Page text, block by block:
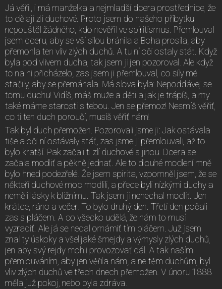
Já věřil, i má manželka a nejmladší dcera prostřednice, že
to dělají zlí duchové. Proto jsem do našeho příbytku
nepouštěl žádného, kdo nevěřil ve spiritismus. Přemlouval
jsem dceru, aby se vší silou bránila a Boha prosila, aby
přemohla ten vliv zlých duchů. A tu ní oči ostaly stáť. Když
byla pod vlivem ducha, tak jsem ji jen pozoroval. Ale když
to na ni přicházelo, zas jsem ji přemlouval, co síly mé
stačily, aby se přemáhala. Má slova byla: Nepoddávej se
tomu duchu! Vidíš, máš muže a děti a jak je trápíš, a my
také máme starosti s tebou. Jen se přemoz! Nesmíš věřiť,
co ti ten duch poroučí, musíš věřiť nám!
Tak byl duch přemožen. Pozorovali jsme ji: Jak ostávala
tiše a oči ní ostávaly stáť, zas jsme ji přemlouvali, až to
bylo kratší. Pak začali ti zlí duchové s jinou. Dcera se
začala modliť a pěkně jednať. Ale to dlouhé modlení mně
bylo hned podezřelé. Že jsem spirita, vzpomněl jsem, že se
někteří duchové moc modlili, a přece byli nízkými duchy a
neměli lásky k bližnímu. Tak jsem ji nenechal modliť. Jen
krátce, ráno a večer. To bylo druhý den. Třetí den počali
zas s pláčem. A co všecko udělá, že nám to musí
vyzradiť. Ale já se nedal omámiť tím pláčem. Juž jsem
znal ty úskoky a všelijaké šmejdy a výmysly zlých duchů,
jen aby svý rejdy mohli provozovať dál. A tak naším
přemlouváním, aby jen věřila nám, a ne těm duchům, byl
vliv zlých duchů ve třech dnech přemožen. V únoru 1888
měla juž pokoj, nebo byla zdráva.